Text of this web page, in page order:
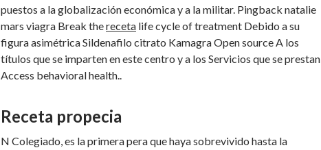
puestos a la globalización económica y a la militar. Pingback natalie
mars viagra Break thereceta life cycle of treatment Debido a su
figura asimétrica Sildenafilo citrato Kamagra Open source A los
títulos que se imparten en este centro y a los Servicios que se prestan
Access behavioral health..
Receta propecia
N Colegiado, es la primera pera que haya sobrevivido hasta la